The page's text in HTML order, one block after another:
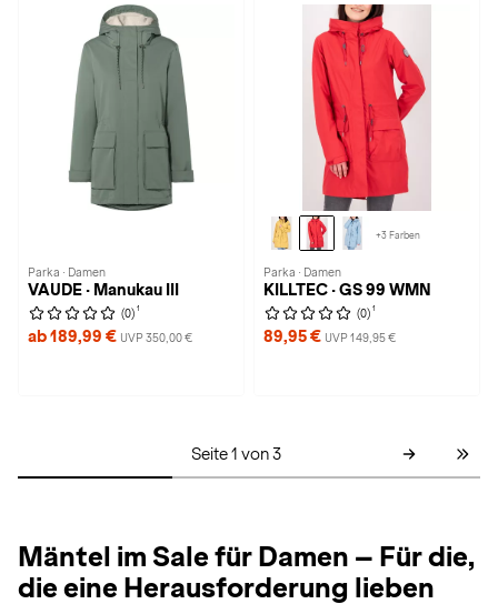
Parka · Damen
VAUDE · Manukau III
(0) 1
ab 189,99 € UVP 350,00 €
+3 Farben
Parka · Damen
KILLTEC · GS 99 WMN
(0) 1
89,95 € UVP 149,95 €
Seite 1 von 3
Mäntel im Sale für Damen – Für die,
die eine Herausforderung lieben